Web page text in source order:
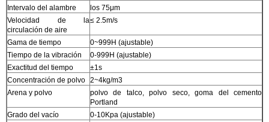
Intervalo del alambre
los 75μm
Velocidad de la
circulación de aire
≤ 2.5m/s
Gama de tiempo
0~999H (ajustable)
Tiempo de la vibración
0-999H (ajustable)
Exactitud del tiempo
±1s
Concentración de polvo 2~4kg/m3
Arena y polvo
polvo de talco, polvo seco, goma del cemento
Portland
Grado del vacío
0-10Kpa (ajustable)